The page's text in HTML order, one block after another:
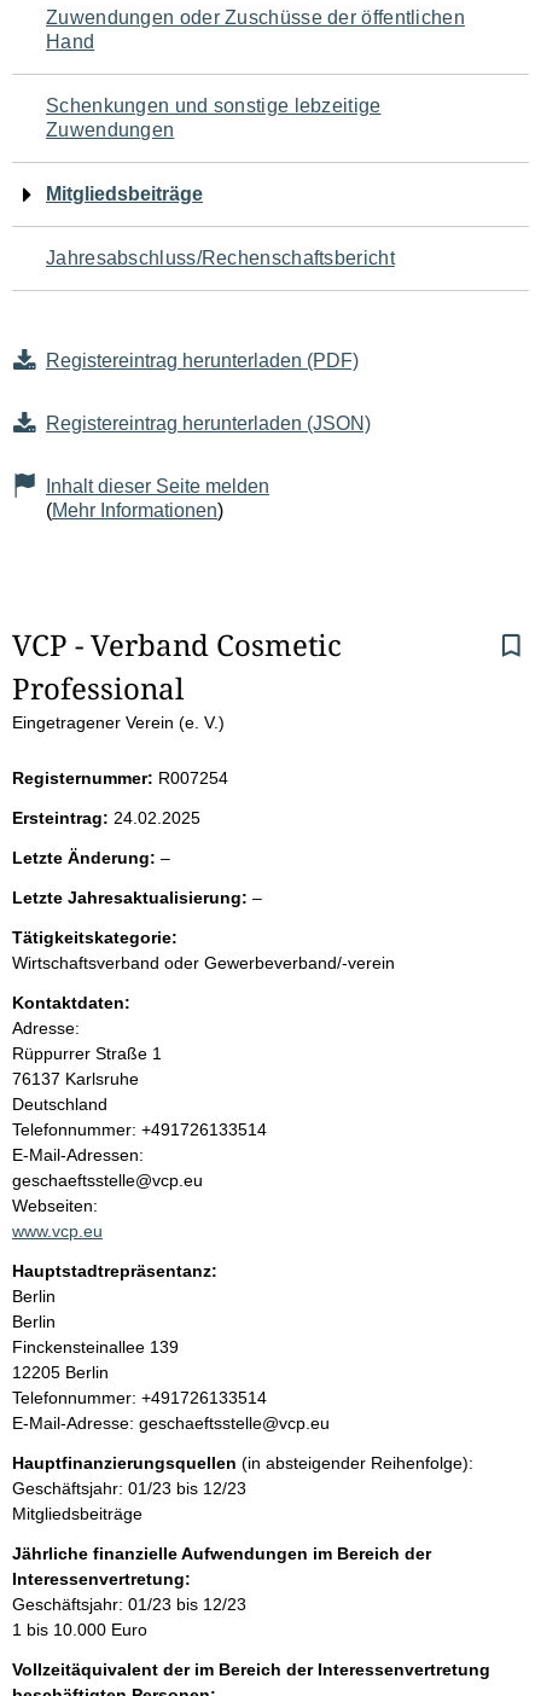
Zuwendungen oder Zuschüsse der öffentlichen
Hand
Schenkungen und sonstige lebzeitige
Zuwendungen
Mitgliedsbeiträge
Jahresabschluss/Rechenschaftsbericht
Registereintrag herunterladen (PDF)
Registereintrag herunterladen (JSON)
Inhalt dieser Seite melden
(Mehr Informationen)
S
e
t
e
n
i
n
h
a
l
t
VCP - Verband Cosmetic
Professional
Eingetragener Verein (e. V.)
Registernummer: R007254
Ersteintrag: 24.02.2025
Letzte Änderung: –l
e
r
Letzte Jahresaktualisierung: –l
r
Tätigkeitskategorie:
Wirtschaftsverband oder Gewerbeverband/-verein
Kontaktdaten:
Adresse:
Rüppurrer Straße 1
76137 Karlsruhe
Deutschland
K
o
n
t
a
t
i
n
f
o
r
m
a
t
i
n
e
n
:
Telefonnummer: +491726133514
E-Mail-Adressen:
geschaeftsstelle@vcp.eu
Webseiten:
www.vcp.eu
Hauptstadtrepräsentanz:
A
d
r
e
s
s
Berlin
Berlin
Finckensteinallee 139
12205 Berlin
K
o
t
a
k
t
i
n
f
r
Telefonnummer: +491726133514
E-Mail-Adresse: geschaeftsstelle@vcp.eu
Hauptfinanzierungsquellen (in absteigender Reihenfolge):
Geschäftsjahr: 01/23 bis 12/23
Mitgliedsbeiträge
Jährliche finanzielle Aufwendungen im Bereich der
Interessenvertretung:
Geschäftsjahr: 01/23 bis 12/23
1 bis 10.000 Euro
Vollzeitäquivalent der im Bereich der Interessenvertretung